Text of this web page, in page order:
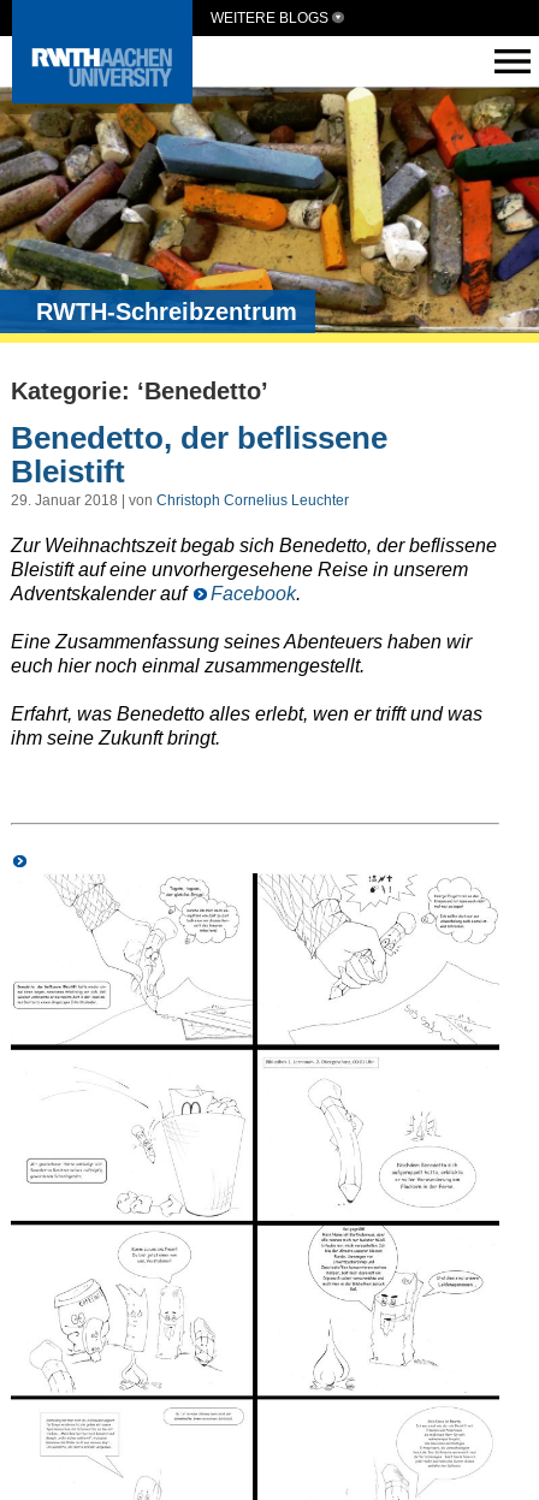
WEITERE BLOGS
RWTH-Schreibzentrum
Kategorie: ‘Benedetto’
Benedetto, der beflissene
Bleistift
29. Januar 2018 | von Christoph Cornelius Leuchter
Zur Weihnachtszeit begab sich Benedetto, der beflissene
Bleistift auf eine unvorhergesehene Reise in unserem
Adventskalender auf
Facebook.
Eine Zusammenfassung seines Abenteuers haben wir
euch hier noch einmal zusammengestellt.
Erfahrt, was Benedetto alles erlebt, wen er trifft und was
ihm seine Zukunft bringt.